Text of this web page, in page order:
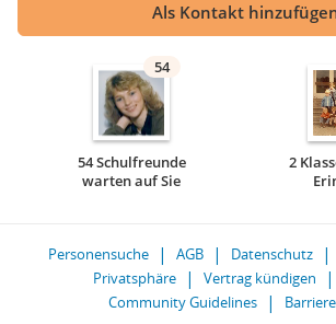
Als Kontakt
54
54 Schulfreunde
warten auf Sie
2
Personensuche AGB Datenschutz
Privatsphäre
Vertrag kündigen
Community Guidelines